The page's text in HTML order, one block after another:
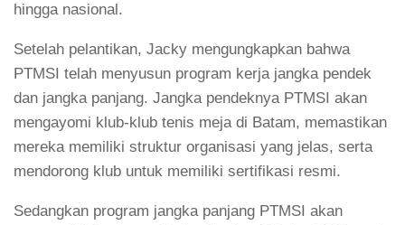
hingga nasional.
Setelah pelantikan, Jacky mengungkapkan bahwa
PTMSI telah menyusun program kerja jangka pendek
dan jangka panjang. Jangka pendeknya PTMSI akan
mengayomi klub-klub tenis meja di Batam, memastikan
mereka memiliki struktur organisasi yang jelas, serta
mendorong klub untuk memiliki sertifikasi resmi.
Sedangkan program jangka panjang PTMSI akan